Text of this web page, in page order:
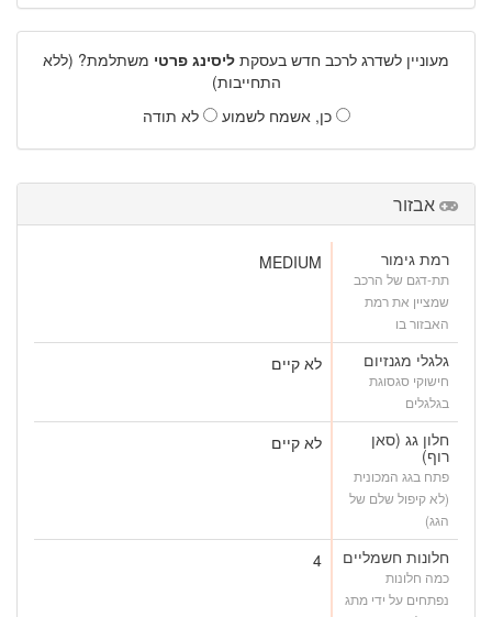
מעוניין לשדרג לרכב חדש בעסקת ליסינג פרטי משתלמת? (ללא
התחייבות)
כן, אשמח לשמוע
לא תודה
אבזור
רמת גימור
תת-דגם של הרכב
שמציין את רמת
האבזור בו
MEDIUM
גלגלי מגנזיום
חישוקי סגסוגת
בגלגלים
לא קיים
חלון גג (סאן
רוף)
פתח בגג המכונית
(לא קיפול שלם של
הגג)
לא קיים
חלונות חשמליים
כמה חלונות
נפתחים על ידי מתג
4